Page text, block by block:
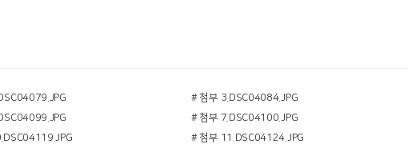
# 첨부 3.DSC04084.JPG
# 첨부 7.DSC04100.JPG
# 첨부 11.DSC04124.JPG